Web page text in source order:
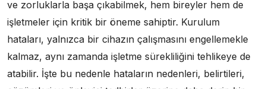
ve zorluklarla başa çıkabilmek, hem bireyler hem de
işletmeler için kritik bir öneme sahiptir. Kurulum
hataları, yalnızca bir cihazın çalışmasını engellemekle
kalmaz, aynı zamanda işletme sürekliliğini tehlikeye de
atabilir. İşte bu nedenle hataların nedenleri, belirtileri,